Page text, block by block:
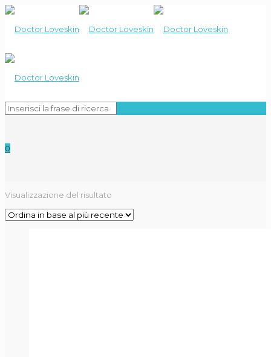
0
Visualizzazione del risultato